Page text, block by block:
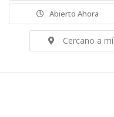
Abierto Ahora
Cercano a mí